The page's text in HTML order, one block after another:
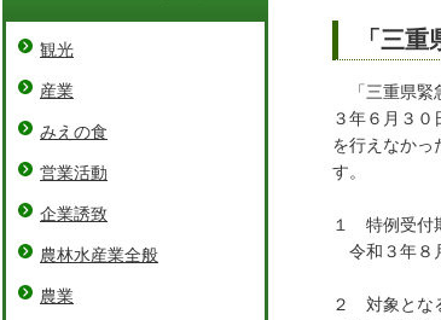
「三
「三重県緊
３年６月３
を行えなかっ
す。
１ 特例受付
令和３年８
２ 対象とな
観光
産業
みえの食
営業活動
企業誘致
農林水産業全般
農業